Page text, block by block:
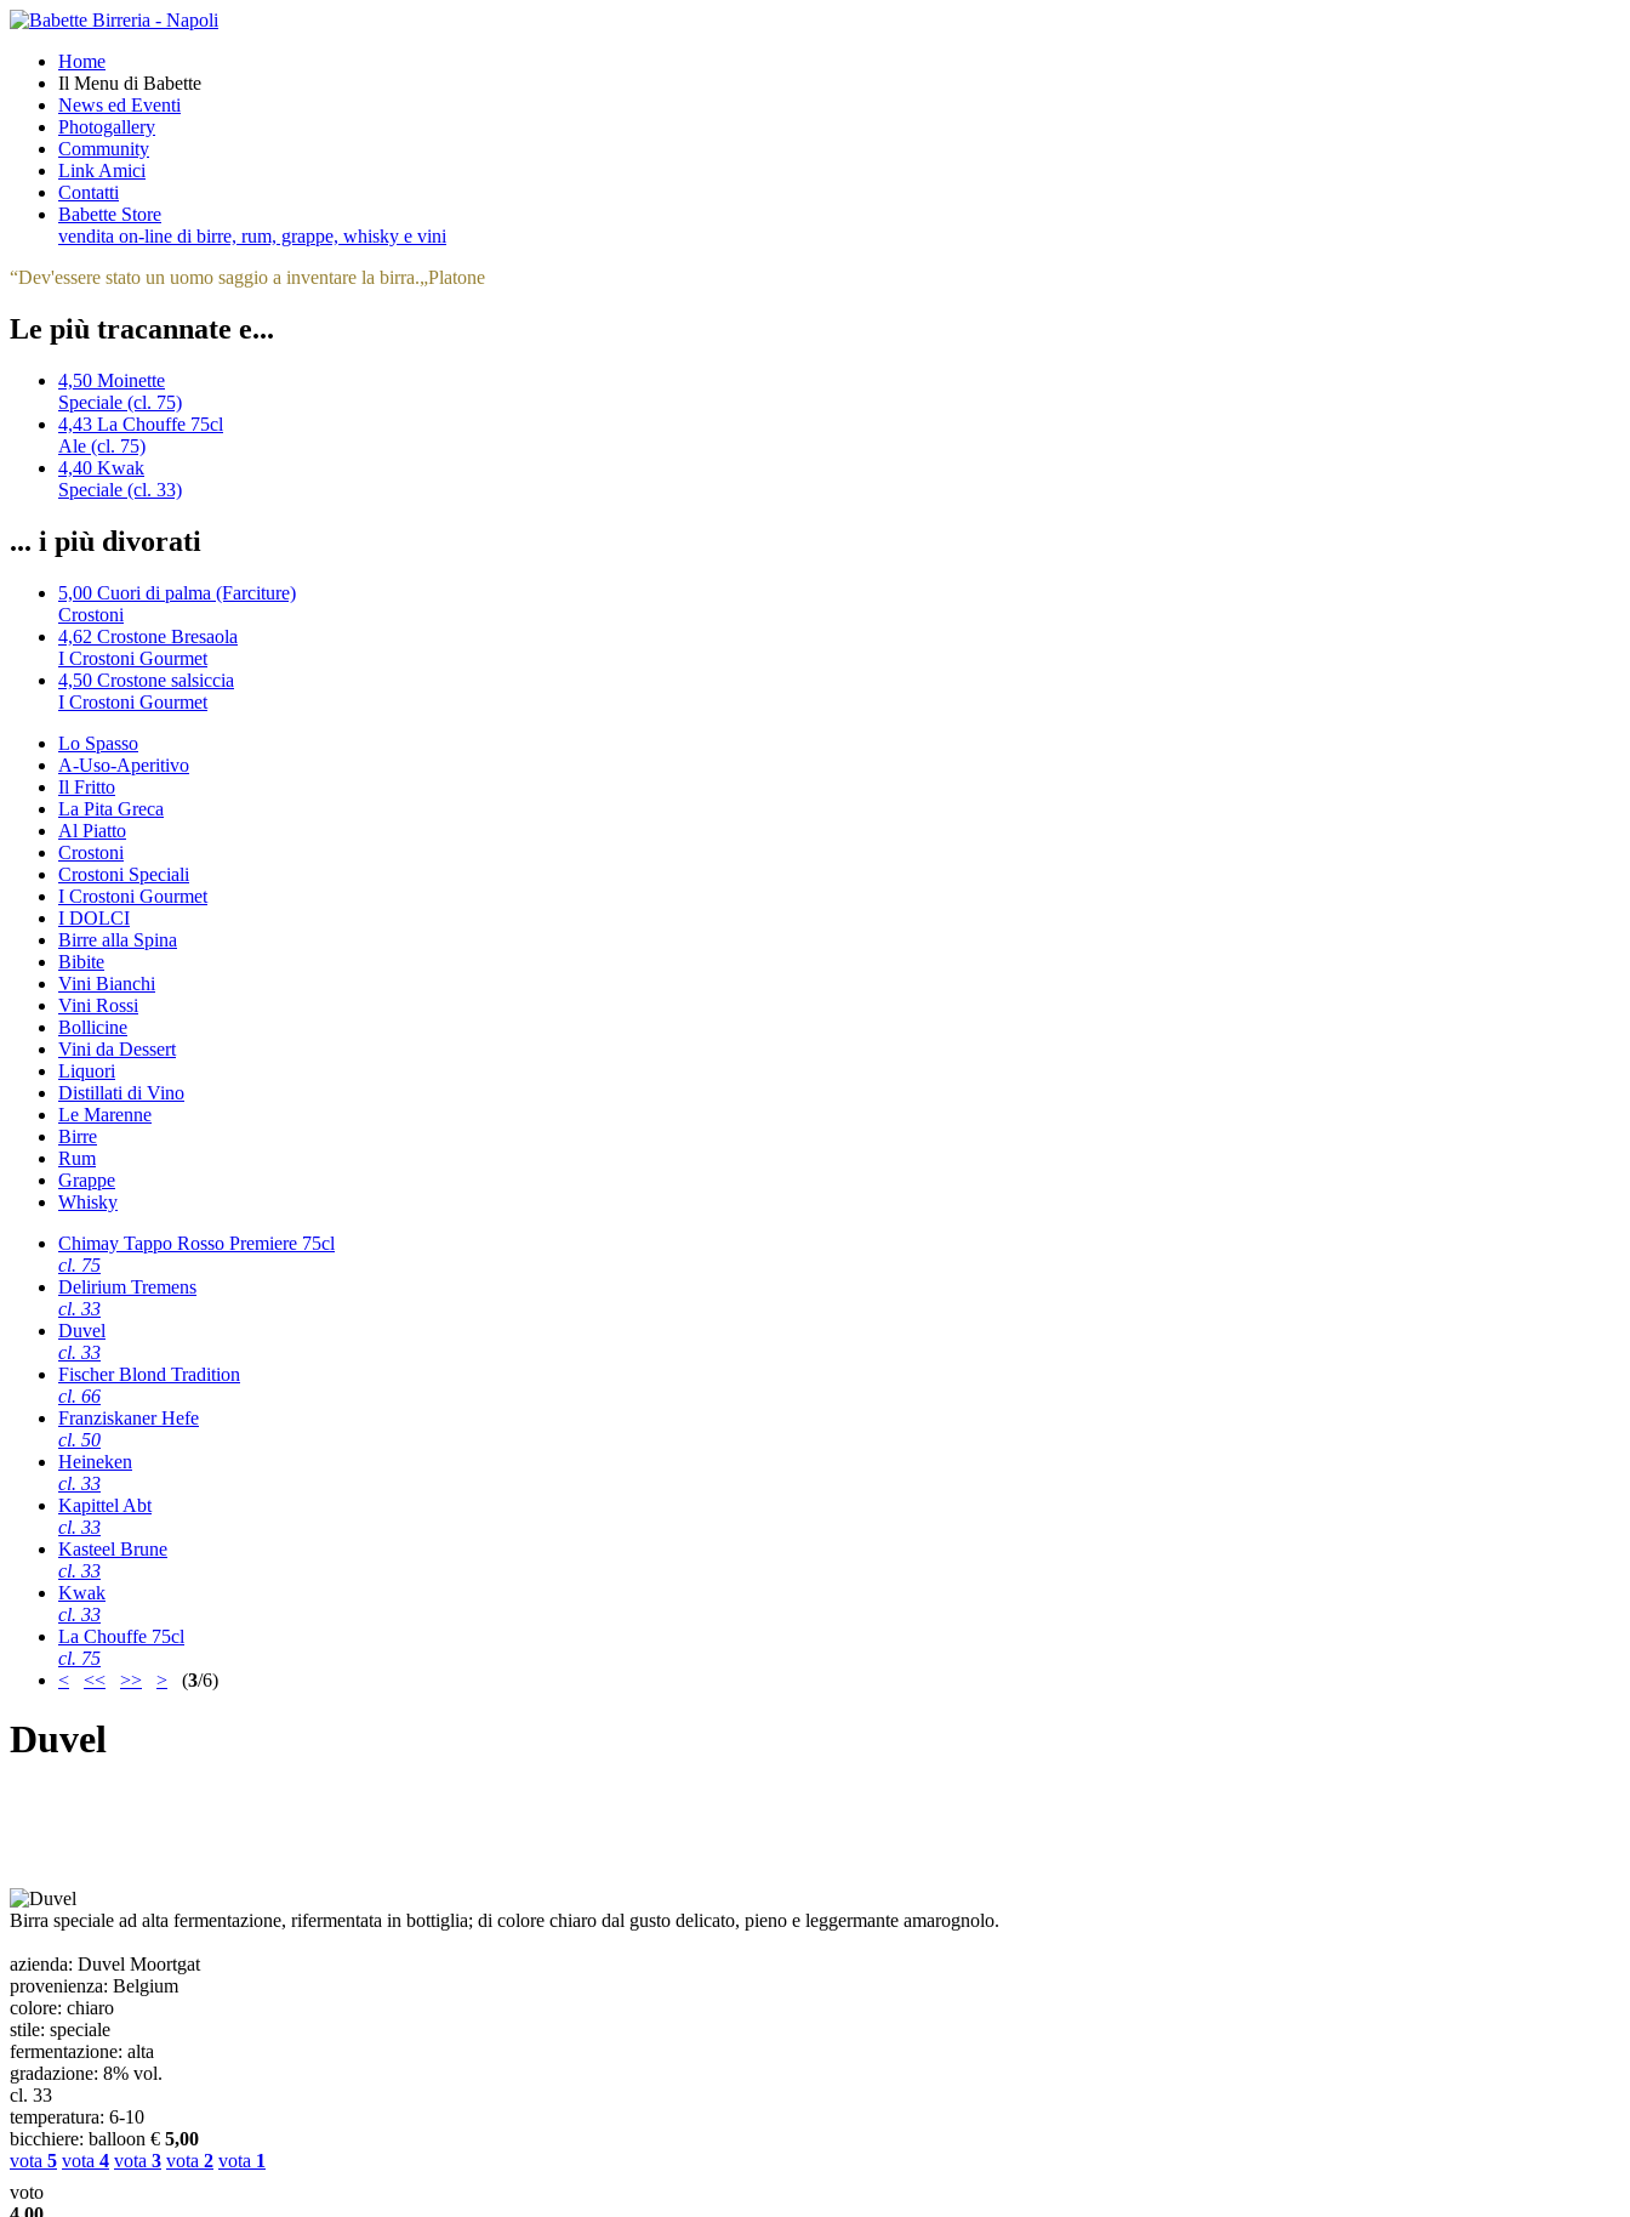
Home
Il Menu di Babette
News ed Eventi
Photogallery
Community
Link Amici
Contatti
Babette Store
vendita on-line di birre, rum, grappe, whisky e vini
“Dev'essere stato un uomo saggio a inventare la birra.„Platone
Le più tracannate e...
4,50 Moinette
Speciale (cl. 75)
4,43 La Chouffe 75cl
Ale (cl. 75)
4,40 Kwak
Speciale (cl. 33)
... i più divorati
5,00 Cuori di palma (Farciture)
Crostoni
4,62 Crostone Bresaola
I Crostoni Gourmet
4,50 Crostone salsiccia
I Crostoni Gourmet
Lo Spasso
A-Uso-Aperitivo
Il Fritto
La Pita Greca
Al Piatto
Crostoni
Crostoni Speciali
I Crostoni Gourmet
I DOLCI
Birre alla Spina
Bibite
Vini Bianchi
Vini Rossi
Bollicine
Vini da Dessert
Liquori
Distillati di Vino
Le Marenne
Birre
Rum
Grappe
Whisky
Chimay Tappo Rosso Premiere 75cl
cl. 75
Delirium Tremens
cl. 33
Duvel
cl. 33
Fischer Blond Tradition
cl. 66
Franziskaner Hefe
cl. 50
Heineken
cl. 33
Kapittel Abt
cl. 33
Kasteel Brune
cl. 33
Kwak
cl. 33
La Chouffe 75cl
cl. 75
<
<< >> > (3/6)
Duvel
Birra speciale ad alta fermentazione, rifermentata in bottiglia; di colore chiaro dal gusto delicato, pieno e leggermante amarognolo.
azienda: Duvel Moortgat
provenienza: Belgium
colore: chiaro
stile: speciale
fermentazione: alta
gradazione: 8% vol.
cl. 33
temperatura: 6-10
bicchiere: balloon € 5,00
vota 5 vota 4 vota 3 vota 2 vota 1
voto